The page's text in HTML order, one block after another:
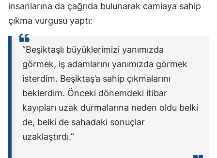
insanlarına da çağrıda bulunarak camiaya sahip
çıkma vurgusu yaptı:
“Beşiktaşlı büyüklerimizi yanımızda
görmek, iş adamlarını yanımızda görmek
isterdim. Beşiktaş’a sahip çıkmalarını
beklerdim. Önceki dönemdeki itibar
kayıpları uzak durmalarına neden oldu belki
de, belki de sahadaki sonuçlar
uzaklaştırdı.”